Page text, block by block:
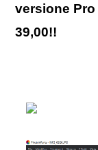
versione Pro
39,00!!